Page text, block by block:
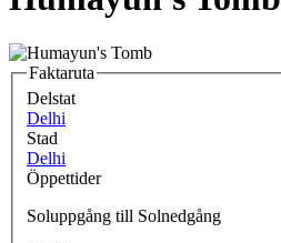
Faktaruta
Delstat
Delhi
Stad
Delhi
Öppettider
Soluppgång till Solnedgång